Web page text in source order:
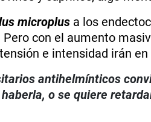
microplus a los
con el aumento
e intensidad irán
antihelmínticos
o se quiere